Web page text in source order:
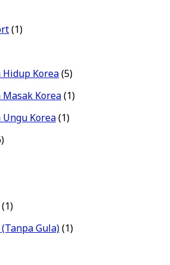
(1)
Korea(5)
Korea(1)
Korea(1)
(1)
Gula)(1)